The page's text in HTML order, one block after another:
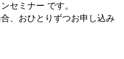
セミナー です。
、おひとりずつお申し込み